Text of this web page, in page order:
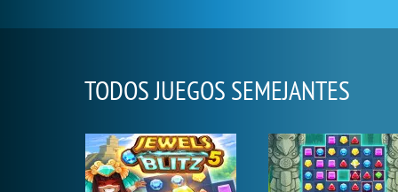
TODOS JUEGOS SEMEJANTES